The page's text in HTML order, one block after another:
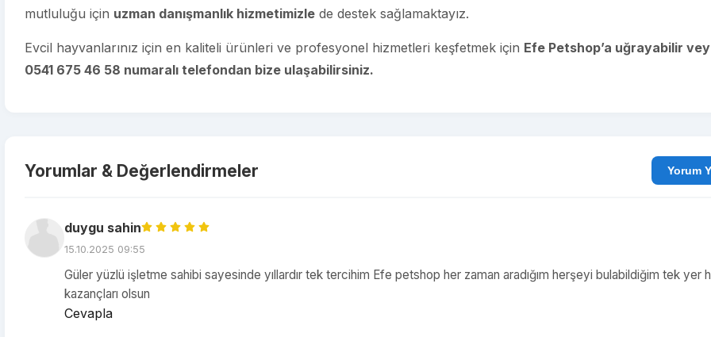
mutluluğu için uzman danışmanlık hizmetimizle de destek sağlamaktayız.
Evcil hayvanlarınız için en kaliteli ürünleri ve profesyonel hizmetleri keşfetmek için Efe Petshop’a uğrayabilir
0541 675 46 58 numaralı telefondan bize ulaşabilirsiniz.
Yorumlar & Değerlendirmeler
duygu sahin
15.10.2025 09:55
Güler yüzlü işletme sahibi sayesinde yıllardır tek tercihim Efe petshop her zaman aradığım herşeyi bulabildiğim tek yer
kazançları olsun
Cevapla